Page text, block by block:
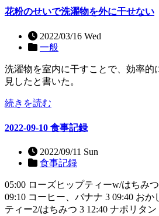
花粉のせいで洗濯物を外に干せない
2022/03/16 Wed
一般
洗濯物を室内に干すことで、効率的
見したと書いた。
続きを読む
2022-09-10 食事記録
2022/09/11 Sun
食事記録
05:00 ローズヒップティーw/はちみ
09:10 コーヒー、バナナ 3 09:40 おか
ティー2/はちみつ 3 12:40 ナポリタ